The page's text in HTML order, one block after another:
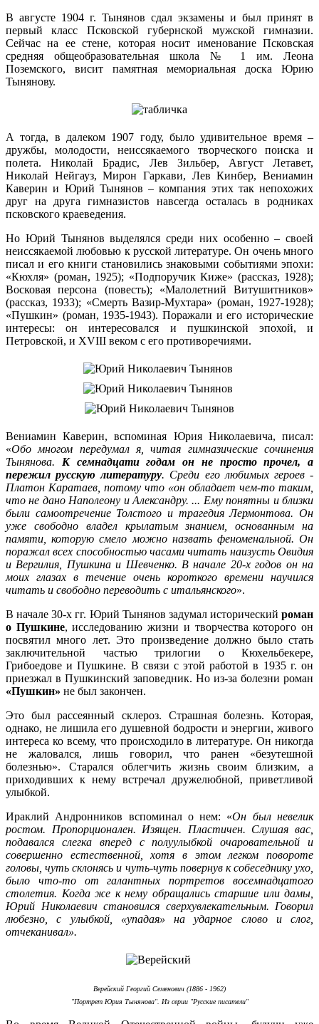
В августе 1904 г. Тынянов сдал экзамены и был принят в
первый класс Псковской губернской мужской гимназии.
Сейчас на ее стене, которая носит именование Псковская
средняя общеобразовательная школа № 1 им. Леона
Поземского, висит памятная мемориальная доска Юрию
Тынянову.
А тогда, в далеком 1907 году, было удивительное время –
дружбы, молодости, неиссякаемого творческого поиска и
полета. Николай Брадис, Лев Зильбер, Август Летавет,
Николай Нейгауз, Мирон Гаркави, Лев Кинбер, Вениамин
Каверин и Юрий Тынянов – компания этих так непохожих
друг на друга гимназистов навсегда осталась в родниках
псковского краеведения.
Но Юрий Тынянов выделялся среди них особенно – своей
неиссякаемой любовью к русской литературе. Он очень много
писал и его книги становились знаковыми событиями эпохи:
«Кюхля» (роман, 1925); «Подпоручик Киже» (рассказ, 1928);
Восковая персона (повесть); «Малолетний Витушитников»
(рассказ, 1933); «Смерть Вазир-Мухтара» (роман, 1927-1928);
«Пушкин» (роман, 1935-1943). Поражали и его исторические
интересы: он интересовался и пушкинской эпохой, и
Петровской, и XVIII веком с его противоречиями.
Вениамин Каверин, вспоминая Юрия Николаевича, писал:
«Обо многом передумал я, читая гимназические сочинения
Тынянова. К семнадцати годам он не просто прочел, а
пережил русскую литературу. Среди его любимых героев -
Платон Каратаев, потому что «он обладает чем-то таким,
что не дано Наполеону и Александру. ... Ему понятны и близки
были самоотречение Толстого и трагедия Лермонтова. Он
уже свободно владел крылатым знанием, основанным на
памяти, которую смело можно назвать феноменальной. Он
поражал всех способностью часами читать наизусть Овидия
и Вергилия, Пушкина и Шевченко. В начале 20-х годов он на
моих глазах в течение очень короткого времени научился
читать и свободно переводить с итальянского».
В начале 30-х гг. Юрий Тынянов задумал исторический роман
о Пушкине, исследованию жизни и творчества которого он
посвятил много лет. Это произведение должно было стать
заключительной частью трилогии о Кюхельбекере,
Грибоедове и Пушкине. В связи с этой работой в 1935 г. он
приезжал в Пушкинский заповедник. Но из-за болезни роман
«Пушкин» не был закончен.
Это был рассеянный склероз. Страшная болезнь. Которая,
однако, не лишила его душевной бодрости и энергии, живого
интереса ко всему, что происходило в литературе. Он никогда
не жаловался, лишь говорил, что ранен «безутешной
болезнью». Старался облегчить жизнь своим близким, а
приходивших к нему встречал дружелюбной, приветливой
улыбкой.
Ираклий Андронников вспоминал о нем: «Он был невелик
ростом. Пропорционален. Изящен. Пластичен. Слушая вас,
подавался слегка вперед с полуулыбкой очаровательной и
совершенно естественной, хотя в этом легком повороте
головы, чуть склонясь и чуть-чуть повернув к собеседнику ухо,
было что-то от галантных портретов восемнадцатого
столетия. Когда же к нему обращались старшие или дамы,
Юрий Николаевич становился сверхувлекательным. Говорил
любезно, с улыбкой, «упадая» на ударное слово и слог,
отчеканивал».
Верейский Георгий Семенович (1886 - 1962)
"Портрет Юрия Тынянова". Из серии "Русские писатели"